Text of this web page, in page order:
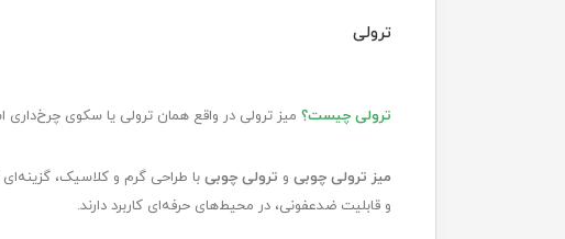
ترولی
ترولی چیست؟ میز ترولی در واقع همان ترولی یا سکوی
میز ترولی چوبی و ترولی چوبی با طراحی گرم و کلاسیک،
و قابلیت ضدعفونی، در محیط‌های حرفه‌ای کاربرد دارند.